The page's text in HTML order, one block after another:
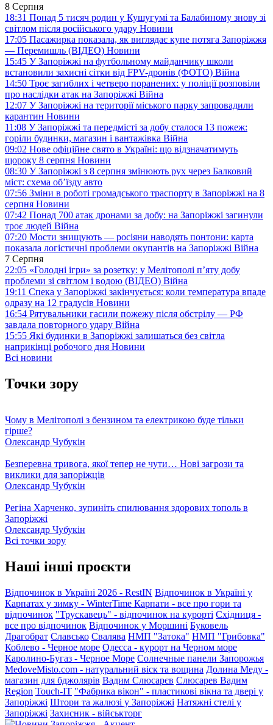
8 Серпня
18:31 Понад 5 тисяч родин у Кушугумі та Балабиному знову зі
світлом після російського удару Новини
17:05 Пасажирка показала, як виглядає купе потяга Запоріжжя
— Перемишль (ВІДЕО) Новини
15:45 У Запоріжжі на футбольному майданчику школи
встановили захисні сітки від FPV-дронів (ФОТО) Війна
14:50 Троє загиблих і четверо поранених: у поліції розповіли
про наслідки атак на Запоріжжі Війна
12:07 У Запоріжжі на території міського парку запровадили
карантин Новини
11:08 У Запоріжжі та передмісті за добу сталося 13 пожеж:
горіли будинки, магазин і вантажівка Війна
09:02 Нове офіційне свято в Україні: що відзначатимуть
щороку 8 серпня Новини
08:30 У Запоріжжі з 8 серпня змінюють рух через Балковий
міст: схема об’їзду авто
07:56 Зміни в роботі громадського траспорту в Запоріжжі на 8
серпня Новини
07:42 Понад 700 атак дронами за добу: на Запоріжжі загинули
троє людей Війна
07:20 Мости знищують — росіяни наводять понтони: карта
показала логістичні проблеми окупантів на Запоріжжі Війна
7 Серпня
22:05 «Голодні ігри» за розетку: у Мелітополі п’яту добу
проблеми зі світлом і водою (ВІДЕО) Війна
19:11 Спека у Запоріжжі закінчується: коли температура впаде
одразу на 12 градусів Новини
16:54 Рятувальники гасили пожежу після обстрілу — РФ
завдала повторного удару Війна
15:55 Які будинки в Запоріжжі залишаться без світла
наприкінці робочого дня Новини
Всі новини
Точки зору
Чому в Мелітополі з бензином та електрикою буде тільки
гірше?
Олександр Чубукін
Безперевна тривога, якої тепер не чути… Нові загрози та
виклики для запоріжців
Олександр Чубукін
Регіна Харченко, зупиніть спилювання здорових тополь в
Запоріжжі
Олександр Чубукін
Всі точки зору
Наші інші проєкти
Відпочинок в Україні 2026 - RestIN Відпочинок в Україні у
Карпатах у зимку - WinterTime Карпати - все про гори та
відпочинок "Трускавець" - відпочинок на курорті Східниця -
все про відпочинок Відпочинок у Моршині Буковель
Драгобрат Славсько Свалява НМП "Затока" НМП "Грибовка"
Коблево - Черное море Одесса - курорт на Черном море
Каролино-Бугаз - Черное Море Солнечные панели Запорожья
MedoveMisto.com - натуральний віск та вощина Долина Меду -
магазин для бджолярів Вадим Слюсарєв Слюсарев Вадим
Region Touch-IT "Фабрика вікон" - пластикові вікна та двері у
Запоріжжі Штори та жалюзі у Запоріжжі Натяжні стелі у
Запоріжжі Захисник - військторг